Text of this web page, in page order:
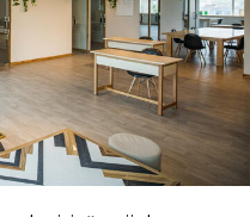
je zastupljeniji i
Srpskoj.
Kozarske Dubice,
i u Hercegovini,
nude i
planinarenje, šetnje i